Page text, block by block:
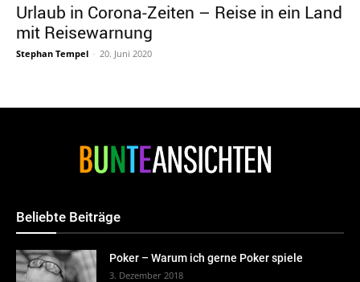
Urlaub in Corona-Zeiten – Reise in ein Land
mit Reisewarnung
Stephan Tempel - 20. Juni 2020
Beliebte Beiträge
Poker – Warum ich gerne Poker spiele
3. Dezember 2018